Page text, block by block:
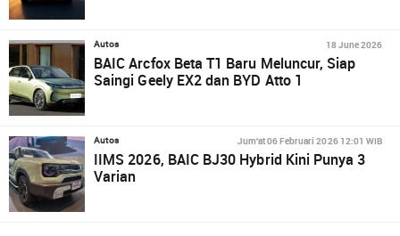
Autos 18 June 2026
BAIC Arcfox Beta T1 Baru Meluncur, Siap
Saingi Geely EX2 dan BYD Atto 1
Autos Jum'at 06 Februari 2026 12:01 WIB
IIMS 2026, BAIC BJ30 Hybrid Kini Punya 3
Varian